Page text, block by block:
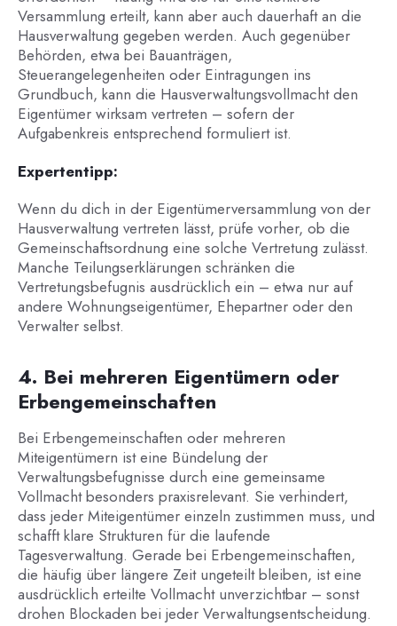
Versammlung erteilt, kann aber auch dauerhaft an die
Hausverwaltung gegeben werden. Auch gegenüber
Behörden, etwa bei Bauanträgen,
Steuerangelegenheiten oder Eintragungen ins
Grundbuch, kann die Hausverwaltungsvollmacht den
Eigentümer wirksam vertreten – sofern der
Aufgabenkreis entsprechend formuliert ist.
Expertentipp:
Wenn du dich in der Eigentümerversammlung von der
Hausverwaltung vertreten lässt, prüfe vorher, ob die
Gemeinschaftsordnung eine solche Vertretung zulässt.
Manche Teilungserklärungen schränken die
Vertretungsbefugnis ausdrücklich ein – etwa nur auf
andere Wohnungseigentümer, Ehepartner oder den
Verwalter selbst.
4. Bei mehreren Eigentümern oder
Erbengemeinschaften
Bei Erbengemeinschaften oder mehreren
Miteigentümern ist eine Bündelung der
Verwaltungsbefugnisse durch eine gemeinsame
Vollmacht besonders praxisrelevant. Sie verhindert,
dass jeder Miteigentümer einzeln zustimmen muss, und
schafft klare Strukturen für die laufende
Tagesverwaltung. Gerade bei Erbengemeinschaften,
die häufig über längere Zeit ungeteilt bleiben, ist eine
ausdrücklich erteilte Vollmacht unverzichtbar – sonst
drohen Blockaden bei jeder Verwaltungsentscheidung.